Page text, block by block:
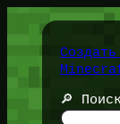
содержимому
🔎